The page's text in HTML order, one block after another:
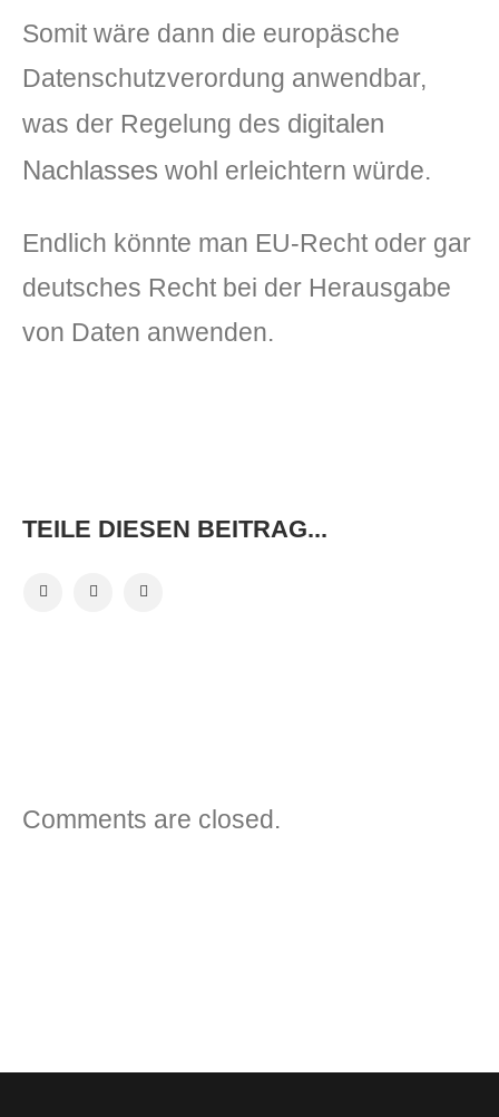
Somit wäre dann die europäsche
Datenschutzverordung anwendbar,
was der Regelung des digitalen
Nachlasses wohl erleichtern würde.
Endlich könnte man EU-Recht oder gar
deutsches Recht bei der Herausgabe
von Daten anwenden.
TEILE DIESEN BEITRAG...
Comments are closed.